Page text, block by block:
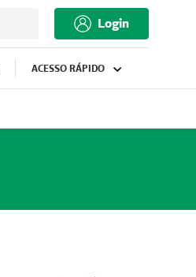
Login
ACESSO RÁPIDO